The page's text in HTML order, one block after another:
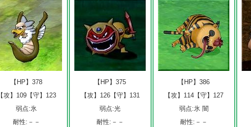
【HP】378
【攻】109【守】123
弱点:氷
耐性:－－
【HP】375
【攻】126【守】131
弱点:光
耐性:－－
【HP】386
【攻】114【守】127
弱点:氷 闇
耐性:－－